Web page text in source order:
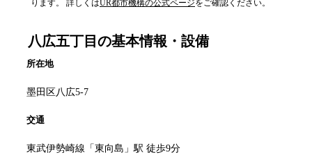
ります。 詳しくはUR都市機構の公式ページをご確認ください。
八広五丁目 の基本情報・設備
所在地
墨田区八広5-7
交通
東武伊勢崎線「東向島」駅 徒歩9分